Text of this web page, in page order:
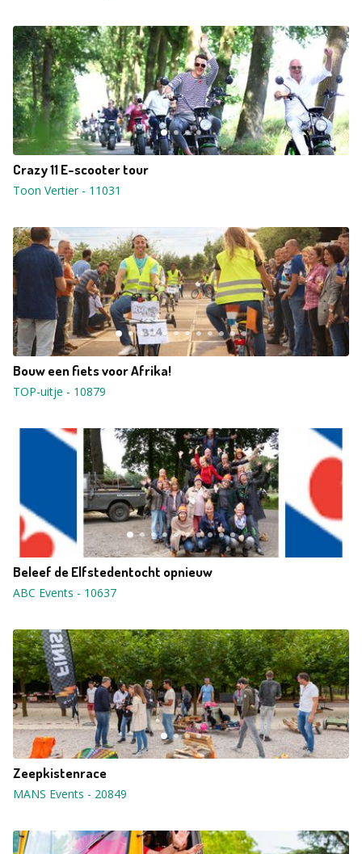
Crazy 11 E-scooter tour
Toon Vertier- 11031
Bouw een fiets voor Afrika!
TOP-uitje - 10879
Beleef de Elfstedentocht opnieuw
ABC Events - 10637
Zeepkistenrace
MANS Events - 20849